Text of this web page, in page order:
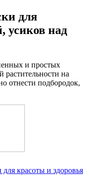
для
усиков над
и простых
растительности на
отнести подбородок,
красоты и здоровья